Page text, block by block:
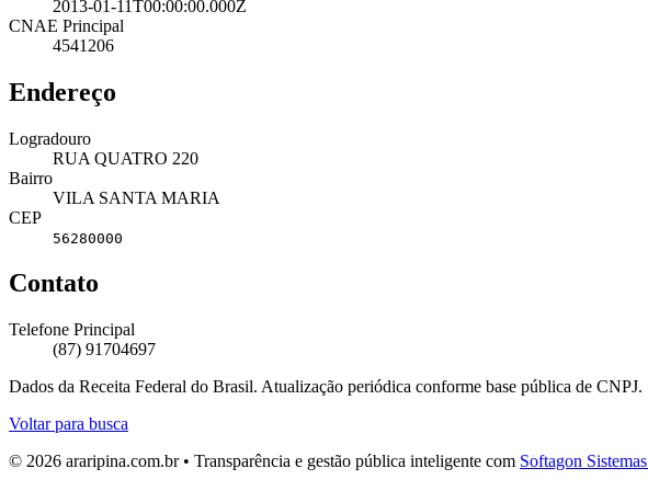
2013-01-11T00:00:00.000Z
CNAE Principal
4541206
Endereço
Logradouro
RUA QUATRO 220
Bairro
VILA SANTA MARIA
CEP
56280000
Contato
Telefone Principal
(87) 91704697
Dados da Receita Federal do Brasil. Atualização periódica conforme base pública de CNPJ.
Voltar para busca
© 2026 araripina.com.br • Transparência e gestão pública inteligente com Softagon Sistemas